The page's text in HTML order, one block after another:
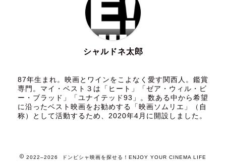
シャルドネ太郎
87年生まれ。映画とワインをこよなく愛す関西人。鑑賞
専門。マイ・ベスト３は「ヒート」「ゼア・ウィル・ビ
ー・ブラッド」「ユナイテッド93」。数ある中から希望
に沿ったベスト映画をお勧めする「映画ソムリエ」（自
称）として活動するため、2020年4月に開設しました。
2022–2026 ドンピシャ映画を探せる！ENJOY YOUR CINEMA LIFE